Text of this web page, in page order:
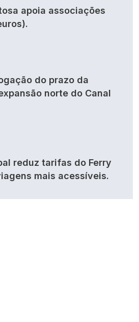
apoia associações
do prazo da
norte do Canal
reduz tarifas do Ferry
mais acessíveis.